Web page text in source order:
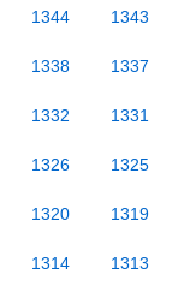
1344 1343
1338 1337
1332 1331
1326 1325
1320 1319
1314 1313